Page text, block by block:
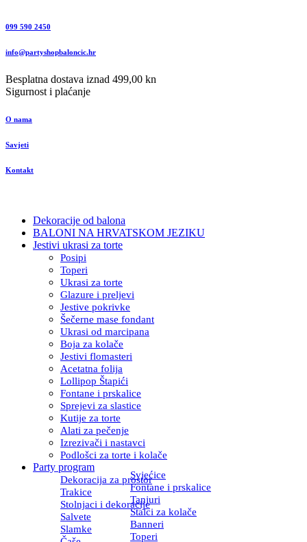
099 590 2450
info@partyshopbaloncic.hr
Besplatna dostava iznad 499,00 kn
Sigurnost i plaćanje
O nama
Savjeti
Kontakt
Dekoracije od balona
BALONI NA HRVATSKOM JEZIKU
Jestivi ukrasi za torte
Posipi
Toperi
Ukrasi za torte
Glazure i preljevi
Jestive pokrivke
Šečerne mase fondant
Ukrasi od marcipana
Boja za kolače
Jestivi flomasteri
Acetatna folija
Lollipop Štapići
Fontane i prskalice
Sprejevi za slastice
Kutije za torte
Alati za pečenje
Izrezivači i nastavci
Podlošci za torte i kolače
Party program
Dekoracija za prostor
Svjećice
Trakice
Fontane i prskalice
Stolnjaci i dekoracije
Tanjuri
Salvete
Stalci za kolače
Slamke
Banneri
Toperi